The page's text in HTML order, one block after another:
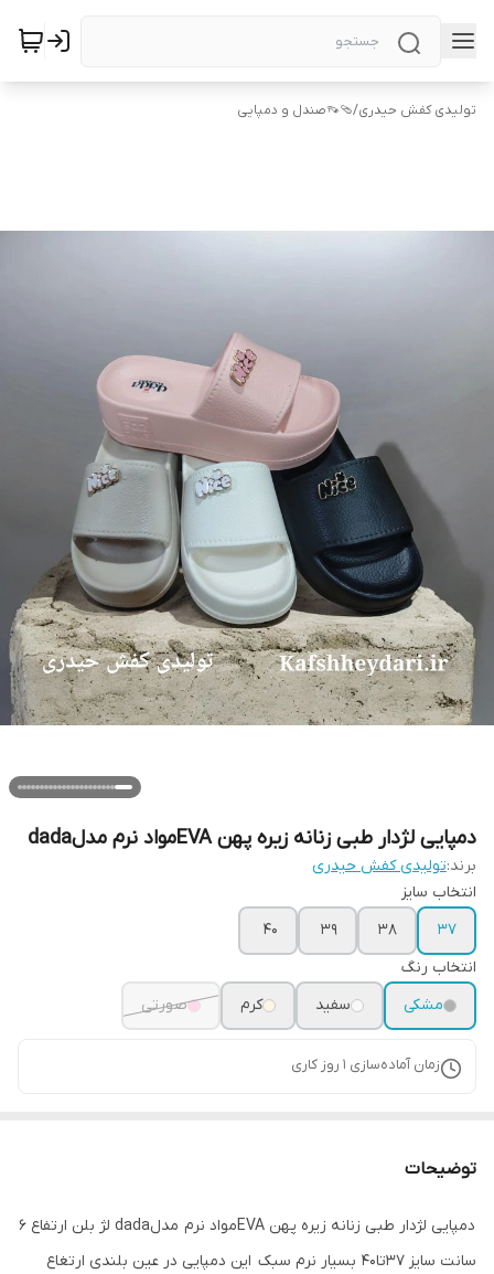
تولیدی کفش حیدری/🩴👡صندل و دمپایی
دمپایی لژدار طبی زنانه زیره پهن EVAمواد نرم مدلdada
برند:تولیدی کفش حیدری
انتخاب سایز
37
38
39
40
انتخاب رنگ
مشکی
سفید کرم صورتی
زمان آماده‌سازی 1 روز کاری
توضیحات
دمپایی لژدار طبی زنانه زیره پهن EVAمواد نرم مدلdada لژ بلن ارتفاع 6
سانت سایز 37تا40 بسیار نرم سبک این دمپایی در عین بلندی ارتغاع